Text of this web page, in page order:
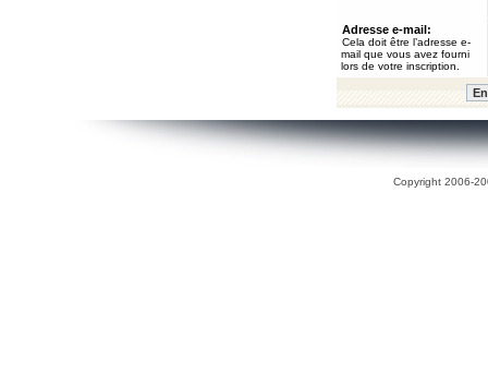
Adresse e-mail:
Cela doit être l’adresse e-
mail que vous avez fourni
lors de votre inscription.
Copyright 2006-